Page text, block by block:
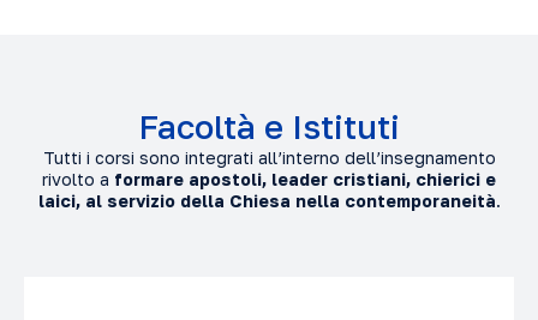
Facoltà e Istituti
Tutti i corsi sono integrati all’interno dell’insegnamento
rivolto a formare apostoli, leader cristiani, chierici e
laici, al servizio della Chiesa nella contemporaneità.